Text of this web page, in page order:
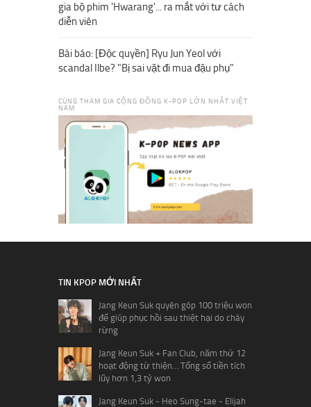
gia bộ phim 'Hwarang'... ra mắt với tư cách
diễn viên
Bài báo: [Độc quyền] Ryu Jun Yeol với
scandal Ilbe? "Bị sai vặt đi mua đậu phụ"
CÙNG THAM GIA CỘNG ĐỒNG K-POP LỚN NHẤT VIỆT
NAM
TIN KPOP MỚI NHẤT
Jang Keun Suk quyên góp 100 triệu won
để giúp phục hồi sau thiệt hại do cháy
rừng
Jang Keun Suk + Fan Club, năm thứ 12
hoạt động từ thiện… Tổng số tiền tích
lũy hơn 1,3 tỷ won
Jang Keun Suk - Heo Sung-tae - Elijah